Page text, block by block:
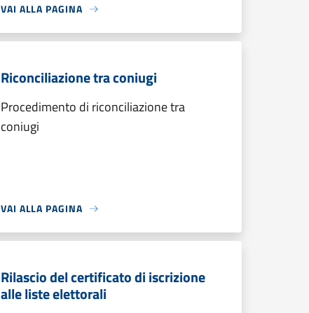
VAI ALLA PAGINA
Riconciliazione tra coniugi
Procedimento di riconciliazione tra
coniugi
VAI ALLA PAGINA
Rilascio del certificato di iscrizione
alle liste elettorali